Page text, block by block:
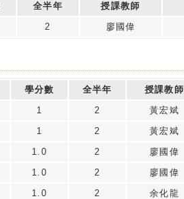
全半年 授課教師
2 廖國偉
學分數 全半年 授課教師
1 2
黃宏斌
1 2
黃宏斌
1.0 2
廖國偉
1.0 2
廖國偉
1.0 2
余化龍